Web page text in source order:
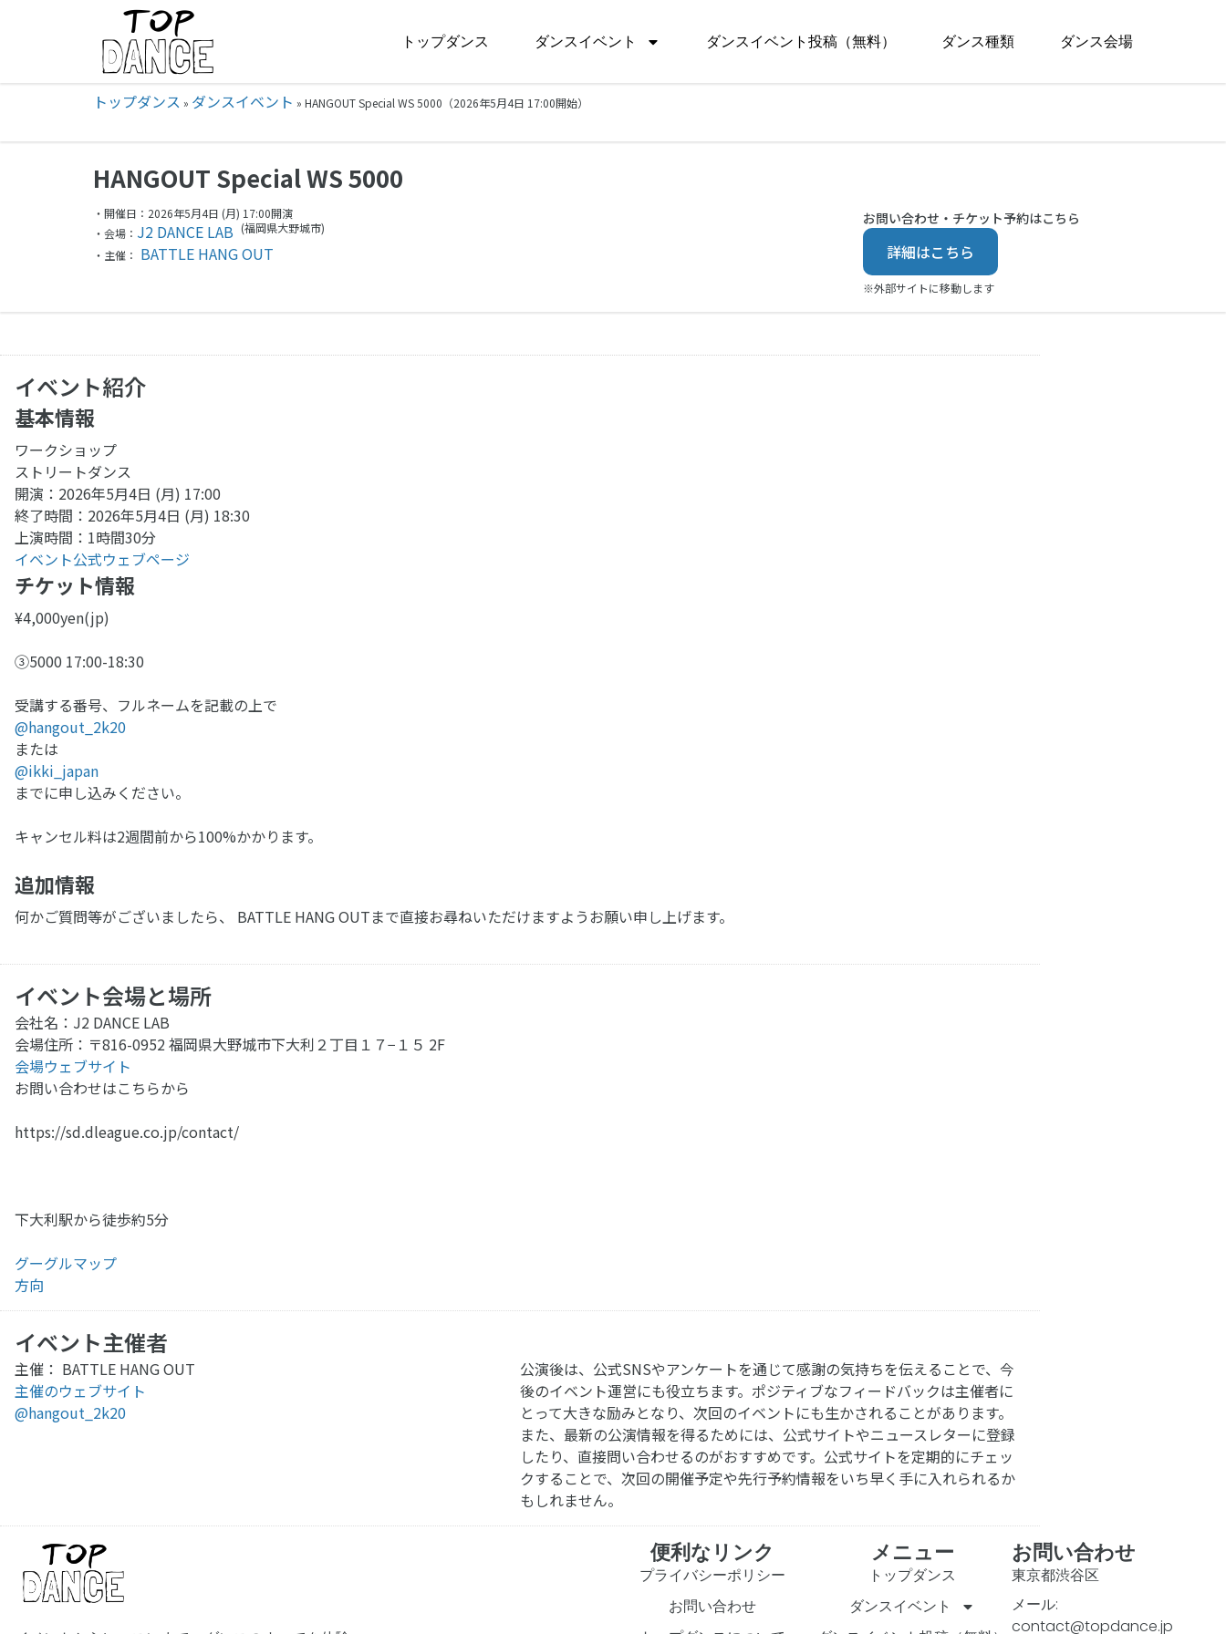
トップダンス ダンスイベント ダンスイベント投稿（無料） ダンス種類 ダンス会場
トップダンス » ダンスイベント » HANGOUT Special WS 5000（2026年5月4日 17:00開始）
HANGOUT Special WS 5000
・開催日：2026年5月4日 (月) 17:00開演
・会場： J2 DANCE LAB (福岡県大野城市)
・主催： BATTLE HANG OUT
お問い合わせ・チケット予約はこちら
詳細はこちら
※外部サイトに移動します
イベント紹介
基本情報
ワークショップ
ストリートダンス
開演：2026年5月4日 (月) 17:00
終了時間：2026年5月4日 (月) 18:30
上演時間：1時間30分
イベント公式ウェブページ
チケット情報
¥4,000yen(jp)
③5000 17:00-18:30
受講する番号、フルネームを記載の上で
@hangout_2k20
または
@ikki_japan
までに申し込みください。
キャンセル料は2週間前から100%かかります。
追加情報
何かご質問等がございましたら、 BATTLE HANG OUTまで直接お尋ねいただけますようお願い申し上げます。
イベント会場と場所
会社名：J2 DANCE LAB
会場住所：〒816-0952 福岡県大野城市下大利２丁目１７−１５ 2F
会場ウェブサイト
お問い合わせはこちらから
https://sd.dleague.co.jp/contact/
下大利駅から徒歩約5分
グーグルマップ
方向
イベント主催者
主催： BATTLE HANG OUT
主催のウェブサイト
@hangout_2k20
公演後は、公式SNSやアンケートを通じて感謝の気持ちを伝えることで、今
後のイベント運営にも役立ちます。ポジティブなフィードバックは主催者に
とって大きな励みとなり、次回のイベントにも生かされることがあります。
また、最新の公演情報を得るためには、公式サイトやニュースレターに登録
したり、直接問い合わせるのがおすすめです。公式サイトを定期的にチェッ
クすることで、次回の開催予定や先行予約情報をいち早く手に入れられるか
もしれません。
便利なリンク
プライバシーポリシー
お問い合わせ
メニュー
トップダンス
ダンスイベント
お問い合わせ
東京都渋谷区
メール:
contact@topdance.jp